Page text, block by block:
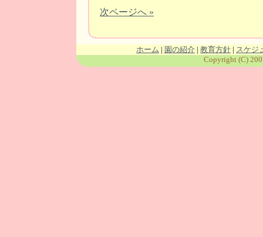
次ページへ »
ホーム | 園の紹介 | 教育方針 | スケジ
Copyright (C)